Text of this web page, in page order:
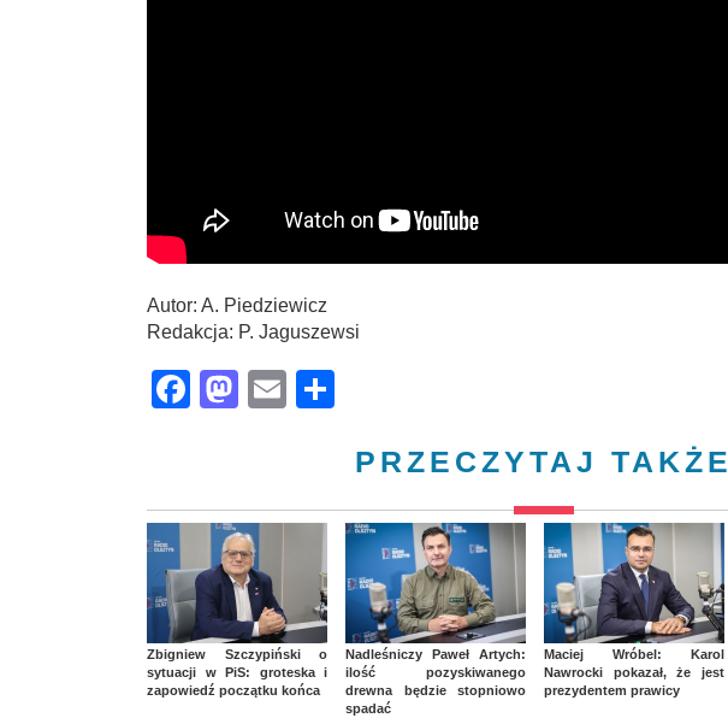
Autor: A. Piedziewicz
Redakcja: P. Jaguszewsi
Facebook
Mastodon
Email
PRZECZYTAJ TAKŻE
Zbigniew Szczypiński o
sytuacji w PiS: groteska i
zapowiedź początku końca
Nadleśniczy Paweł Artych:
ilość pozyskiwanego
drewna będzie stopniowo
spadać
Maciej Wróbel: Karol
Nawrocki pokazał, że jest
prezydentem prawicy